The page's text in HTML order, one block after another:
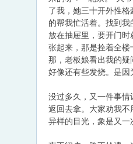
了我，她三十开外性
的帮我忙活着。找到我
放在抽屉里，要开门
张起来，那是拴着全楼
那，老板娘看出我的疑
好像还有些发烧。是因
没过多久，又一件事
返回去拿。大家劝我
异样的目光，象是又一